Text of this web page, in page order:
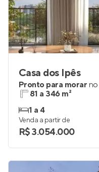
Casa dos Ipês
Pronto para morar no
81 a 346 m²
1 a 4
Venda a partir de
R$ 3.054.000